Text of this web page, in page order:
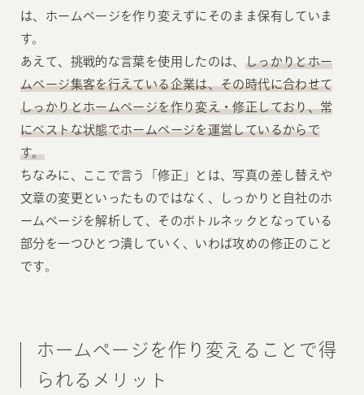
は、ホームページを作り変えずにそのまま保有していま
す。
あえて、挑戦的な言葉を使用したのは、 しっかりとホー
ムページ集客を行えている企業は、その時代に合わせて
しっかりとホームページを作り変え・修正しており、常
にベストな状態でホームページを運営しているからで
す。
ちなみに、ここで言う「修正」とは、写真の差し替えや
文章の変更といったものではなく、しっかりと自社のホ
ームページを解析して、そのボトルネックとなっている
部分を一つひとつ潰していく、いわば攻めの修正のこと
です。
ホームページを作り変えることで得
られるメリット